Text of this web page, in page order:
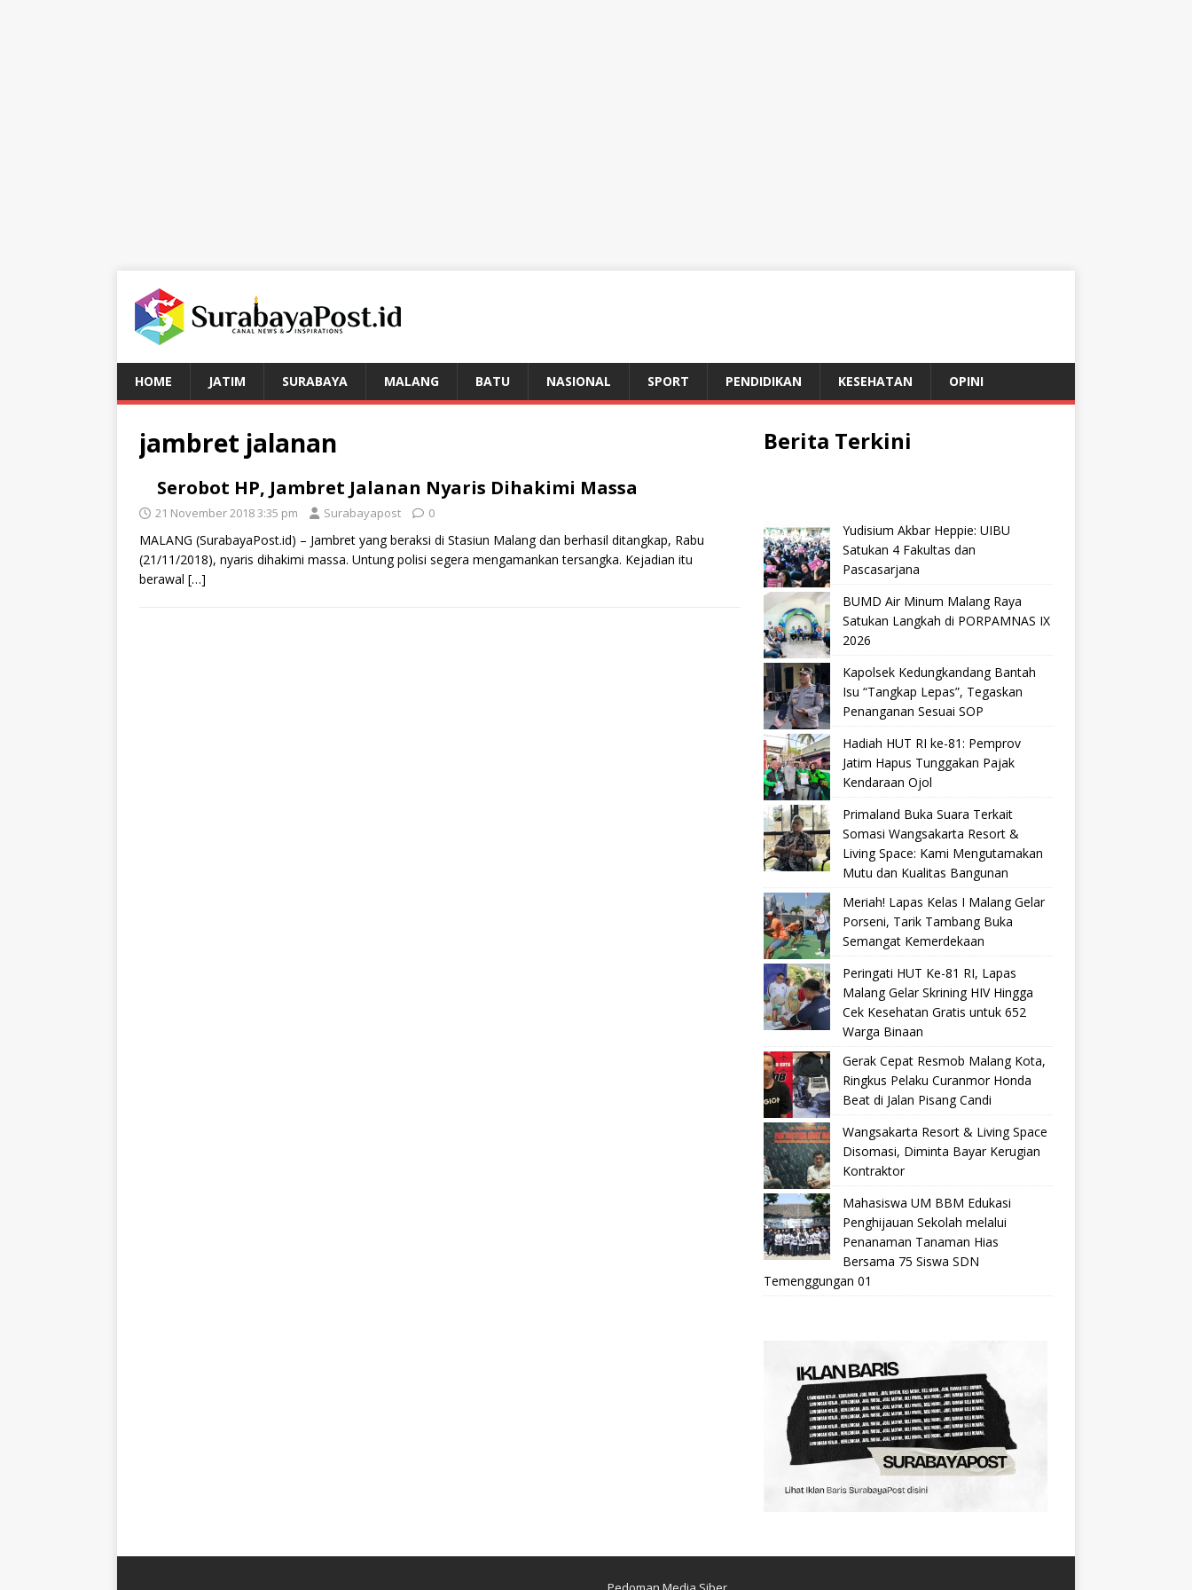
HOME JATIM SURABAYA MALANG BATU NASIONAL SPORT PENDIDIKAN KESEHATAN OPINI
jambret jalanan
Serobot HP, Jambret Jalanan Nyaris Dihakimi Massa
21 November 2018 3:35 pm Surabayapost 0
MALANG (SurabayaPost.id) – Jambret yang beraksi di Stasiun Malang dan berhasil ditangkap, Rabu
(21/11/2018), nyaris dihakimi massa. Untung polisi segera mengamankan tersangka. Kejadian itu
berawal […]
Berita Terkini
Yudisium Akbar Heppie: UIBU
Satukan 4 Fakultas dan
Pascasarjana
BUMD Air Minum Malang Raya
Satukan Langkah di PORPAMNAS IX
2026
Kapolsek Kedungkandang Bantah
Isu “Tangkap Lepas”, Tegaskan
Penanganan Sesuai SOP
Hadiah HUT RI ke-81: Pemprov
Jatim Hapus Tunggakan Pajak
Kendaraan Ojol
Primaland Buka Suara Terkait
Somasi Wangsakarta Resort &
Living Space: Kami Mengutamakan
Mutu dan Kualitas Bangunan
Meriah! Lapas Kelas I Malang Gelar
Porseni, Tarik Tambang Buka
Semangat Kemerdekaan
Peringati HUT Ke-81 RI, Lapas
Malang Gelar Skrining HIV Hingga
Cek Kesehatan Gratis untuk 652
Warga Binaan
Gerak Cepat Resmob Malang Kota,
Ringkus Pelaku Curanmor Honda
Beat di Jalan Pisang Candi
Wangsakarta Resort & Living Space
Disomasi, Diminta Bayar Kerugian
Kontraktor
Mahasiswa UM BBM Edukasi
Penghijauan Sekolah melalui
Penanaman Tanaman Hias
Bersama 75 Siswa SDN
Temenggungan 01